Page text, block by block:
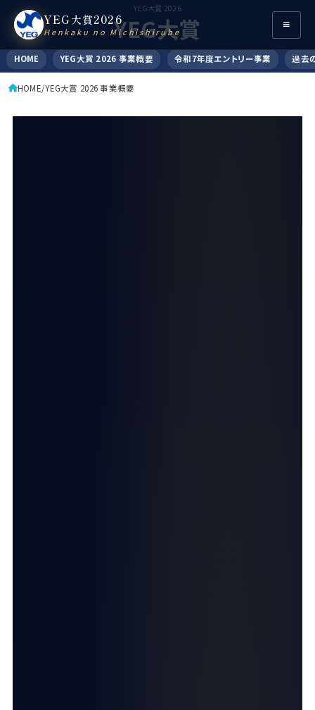
YEG大賞 2026
YEG大賞
HOME YEG大賞 2026 事業概要 令和7年度エントリー事業 過去
HOME YEG大賞 2026 事業概要
YEG大賞2026
Henkaku no Michishirube ≡